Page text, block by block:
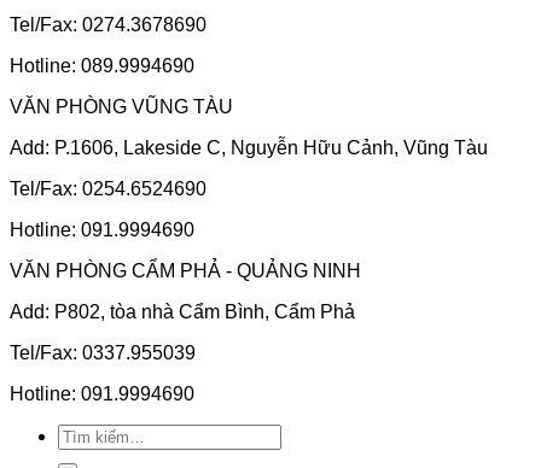
Tel/Fax: 0274.3678690
Hotline: 089.9994690
VĂN PHÒNG VŨNG TÀU
Add: P.1606, Lakeside C, Nguyễn Hữu Cảnh, Vũng Tàu
Tel/Fax: 0254.6524690
Hotline: 091.9994690
VĂN PHÒNG CẨM PHẢ - QUẢNG NINH
Add: P802, tòa nhà Cẩm Bình, Cẩm Phả
Tel/Fax: 0337.955039
Hotline: 091.9994690
Tìm
kiếm: